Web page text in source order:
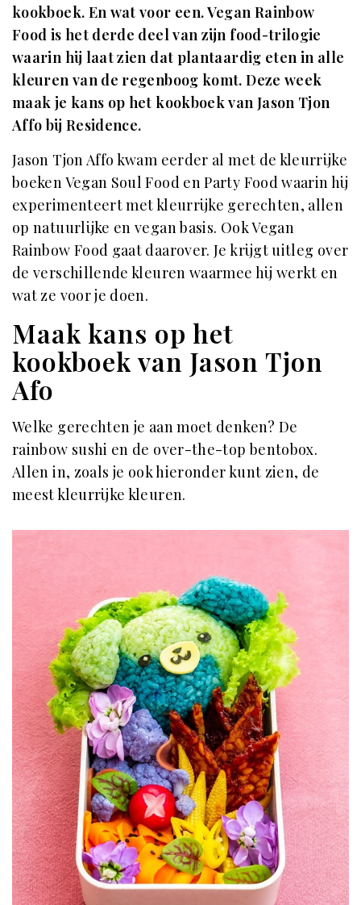
kookboek. En wat voor een. Vegan Rainbow
Food is het derde deel van zijn food-trilogie
waarin hij laat zien dat plantaardig eten in alle
kleuren van de regenboog komt. Deze week
maak je kans op het kookboek van Jason Tjon
Affo bij Residence.
Jason Tjon Affo kwam eerder al met de kleurrijke
boeken Vegan Soul Food en Party Food waarin hij
experimenteert met kleurrijke gerechten, allen
op natuurlijke en vegan basis. Ook Vegan
Rainbow Food gaat daarover. Je krijgt uitleg over
de verschillende kleuren waarmee hij werkt en
wat ze voor je doen.
Maak kans op het
kookboek van Jason Tjon
Afo
Welke gerechten je aan moet denken? De
rainbow sushi en de over-the-top bentobox.
Allen in, zoals je ook hieronder kunt zien, de
meest kleurrijke kleuren.